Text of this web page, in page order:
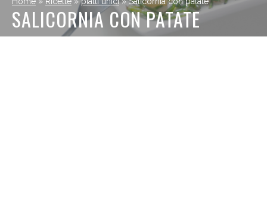
SALICORNIA CON PATATE